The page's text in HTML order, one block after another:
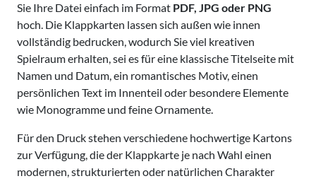
Sie Ihre Datei einfach im Format PDF, JPG oder PNG
hoch. Die Klappkarten lassen sich außen wie innen
vollständig bedrucken, wodurch Sie viel kreativen
Spielraum erhalten, sei es für eine klassische Titelseite mit
Namen und Datum, ein romantisches Motiv, einen
persönlichen Text im Innenteil oder besondere Elemente
wie Monogramme und feine Ornamente.
Für den Druck stehen verschiedene hochwertige Kartons
zur Verfügung, die der Klappkarte je nach Wahl einen
modernen, strukturierten oder natürlichen Charakter